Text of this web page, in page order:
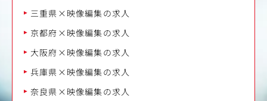
三重県×映像編集の求人
京都府×映像編集の求人
大阪府×映像編集の求人
兵庫県×映像編集の求人
奈良県×映像編集の求人